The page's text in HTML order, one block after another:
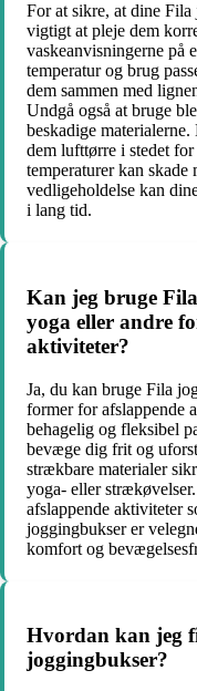
For at sikre, at dine
vigtigt at pleje dem
vaskeanvisningerne på
temperatur og brug
dem sammen med
Undgå også at bruge
beskadige
dem lufttørre i stedet
temperaturer kan
vedligeholdelse kan
i lang tid.
Kan jeg bruge
yoga eller andre
aktiviteter?
Ja, du kan bruge Fila
former for afslappende
behagelig og fleksibel
bevæge dig frit og
strækbare materialer
yoga- eller
afslappende aktiviteter
joggingbukser er
komfort og
Hvordan kan jeg
joggingbukser?